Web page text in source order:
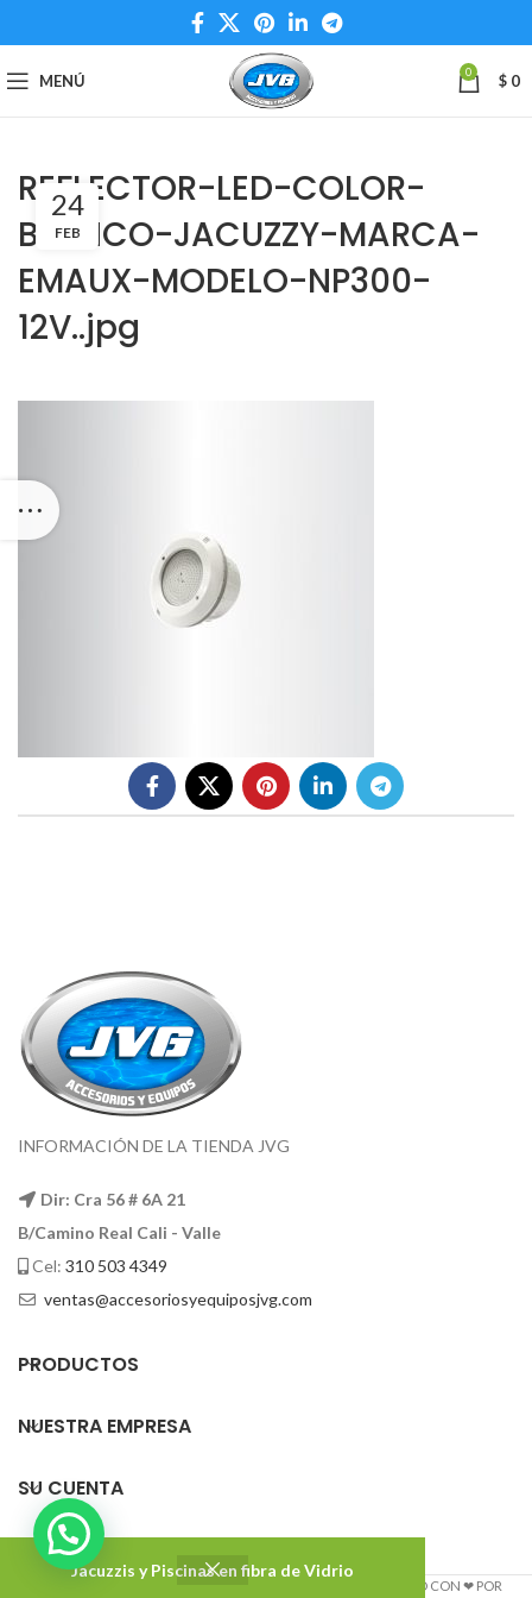
Jacuzzis y Piscinas en fibra de Vidrio
MENÚ 0 $0
REFLECTOR-LED-COLOR-
BLANCO-JACUZZY-MARCA-
EMAUX-MODELO-NP300-
12V..jpg
24
FEB
INFORMACIÓN DE LA TIENDA JVG
Dir: Cra 56 # 6A 21
B/Camino Real Cali - Valle
Cel: 310 503 4349
ventas@accesoriosyequiposjvg.com
PRODUCTOS
NUESTRA EMPRESA
SU CUENTA
2022 DISEÑADO Y DESARROLLADO CON ❤ POR